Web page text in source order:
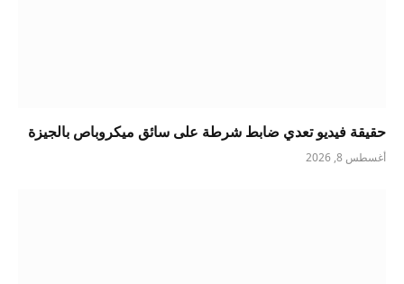
حقيقة فيديو تعدي ضابط شرطة على سائق ميكروباص بالجيزة
أغسطس 8, 2026